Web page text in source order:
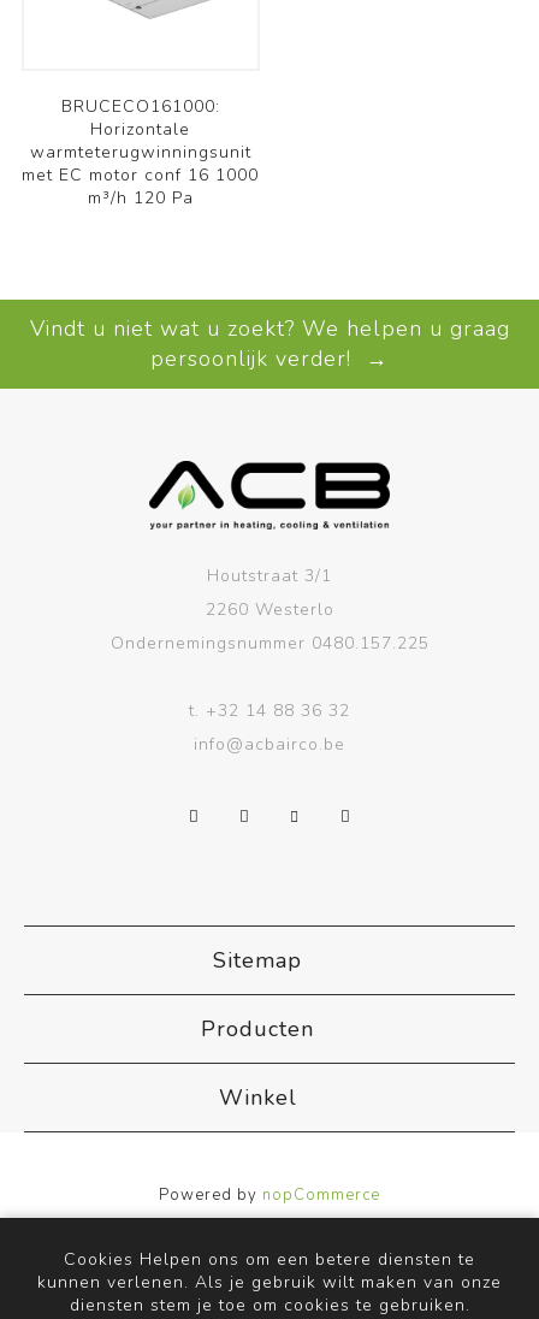
BRUCECO161000:
Horizontale
warmteterugwinningsunit
met EC motor conf 16 1000
m³/h 120 Pa
Vindt u niet wat u zoekt? We helpen u graag
persoonlijk verder! →
Houtstraat 3/1
2260 Westerlo
Ondernemingsnummer 0480.157.225
t. +32 14 88 36 32
info@acbairco.be
Sitemap
Producten
Winkel
Powered by nopCommerce
Designed byNop-Templates.com
Copyright ; 2026 ACB Airco. Alle rechten voorbehouden.
Cookies Helpen ons om een betere diensten te
kunnen verlenen. Als je gebruik wilt maken van onze
diensten stem je toe om cookies te gebruiken.